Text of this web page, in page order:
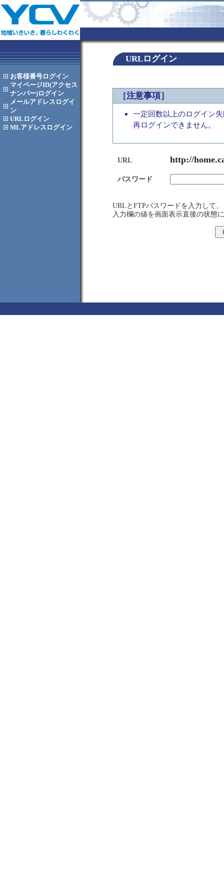
お客様番号ログイン
マイページID(アクセス
ナンバー)ログイン
メールアドレス ログイ
ン
URL ログイン
MLアドレス ログイン
URLログイン
［注意事項］
一定回数以上のログイン
再ログインできません。
URL http://
パスワード
URLとFTPパスワードを入力して
入力欄の値を画面表示直後の状態